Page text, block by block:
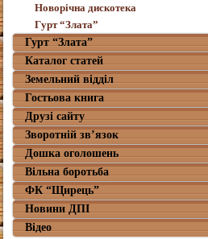
Новорічна дискотека
Гурт “Злата”
Гурт “Злата”
Каталог статей
Земельний відділ
Гостьова книга
Друзі сайту
Зворотній зв’язок
Дошка оголошень
Вільна боротьба
ФК “Щирець”
Новини ДПІ
Відео